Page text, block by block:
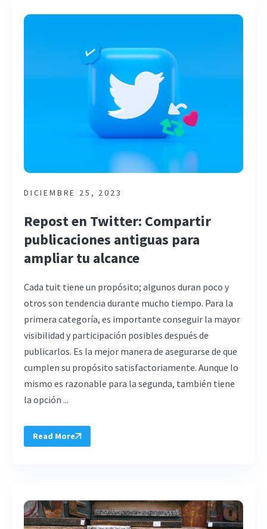
DICIEMBRE 25, 2023
Repost en Twitter: Compartir
publicaciones antiguas para
ampliar tu alcance
Cada tuit tiene un propósito; algunos duran poco y
otros son tendencia durante mucho tiempo. Para la
primera categoría, es importante conseguir la mayor
visibilidad y participación posibles después de
publicarlos. Es la mejor manera de asegurarse de que
cumplen su propósito satisfactoriamente. Aunque lo
mismo es razonable para la segunda, también tiene
la opción ...
Read More